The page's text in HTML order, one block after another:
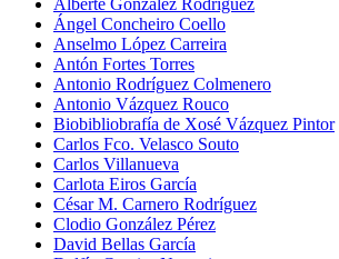
Alberte González Rodríguez
Ángel Concheiro Coello
Anselmo López Carreira
Antón Fortes Torres
Antonio Rodríguez Colmenero
Antonio Vázquez Rouco
Biobibliobrafía de Xosé Vázquez Pintor
Carlos Fco. Velasco Souto
Carlos Villanueva
Carlota Eiros García
César M. Carnero Rodríguez
Clodio González Pérez
David Bellas García